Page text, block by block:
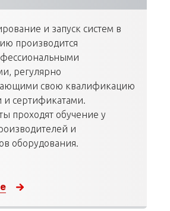
и запуск систем в
производится
регулярно
свою квалификацию
и сертификатами.
проходят обучение у
и
оборудования.